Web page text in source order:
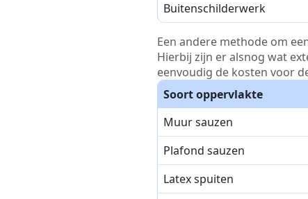
Buitenschilderwerk
Een andere methode om
Hierbij zijn er alsnog wat
eenvoudig de kosten voor
Soort oppervlakte
Muur sauzen
Plafond sauzen
Latex spuiten